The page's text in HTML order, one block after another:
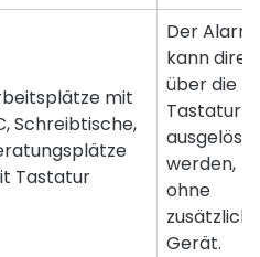
mit
Schreibtische,
Tastatur
Der Alarm
kann
über die
Tastatur
ausgelöst
werden,
ohne
Gerät.